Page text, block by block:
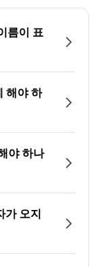
름이 표
해야 하
야 하나
가 오지